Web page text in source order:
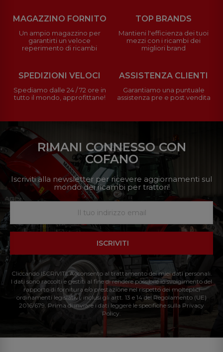
MAGAZZINO FORNITO
Un ampio magazzino per
garantirti un veloce
reperimento di ricambi
TOP BRANDS
Mantieni l'efficienza dei tuoi
mezzi con i ricambi dei
migliori brand
SPEDIZIONI VELOCI
Spediamo dalle 24 / 72 ore in
tutto il mondo, approfittane!
ASSISTENZA CLIENTI
Garantiamo una puntuale
assistenza pre e post vendita
RIMANI CONNESSO CON
COFANO
Iscriviti alla newsletter per ricevere aggiornamenti sul
mondo dei ricambi per trattori!
ISCRIVITI
Cliccando ISCRIVITI: Acconsento al trattamento dei miei dati personali.
I dati sono raccolti e gestiti al fine di rendere possibile lo svolgimento del
rapporto di fornitura e/o prestazione nel rispetto dei molteplici
ordinamenti legislativi, inclusi gli artt. 13 e 14 del Regolamento (UE)
2016/679. Prima di inviare i dati leggere le specifiche sulla Privacy
Policy.